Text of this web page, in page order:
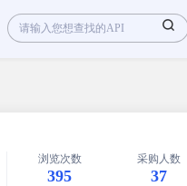
浏览次数
395
采购人数
37